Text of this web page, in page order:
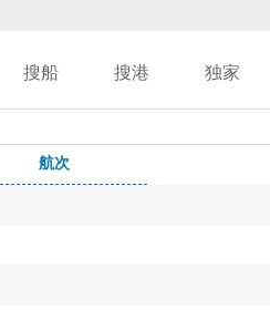
搜船 搜港 独家
航次